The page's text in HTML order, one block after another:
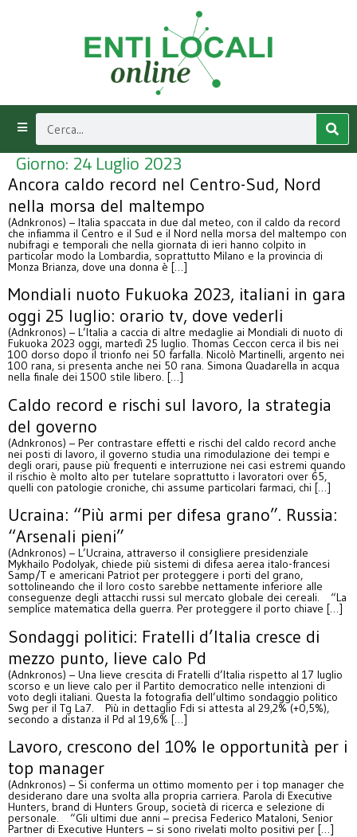
Giorno: 24 Luglio 2023
Ancora caldo record nel Centro-Sud, Nord
nella morsa del maltempo
(Adnkronos) – Italia spaccata in due dal meteo, con il caldo da record
che infiamma il Centro e il Sud e il Nord nella morsa del maltempo con
nubifragi e temporali che nella giornata di ieri hanno colpito in
particolar modo la Lombardia, soprattutto Milano e la provincia di
Monza Brianza, dove una donna è […]
Mondiali nuoto Fukuoka 2023, italiani in gara
oggi 25 luglio: orario tv, dove vederli
(Adnkronos) – L’Italia a caccia di altre medaglie ai Mondiali di nuoto di
Fukuoka 2023 oggi, martedì 25 luglio. Thomas Ceccon cerca il bis nei
100 dorso dopo il trionfo nei 50 farfalla. Nicolò Martinelli, argento nei
100 rana, si presenta anche nei 50 rana. Simona Quadarella in acqua
nella finale dei 1500 stile libero. […]
Caldo record e rischi sul lavoro, la strategia
del governo
(Adnkronos) – Per contrastare effetti e rischi del caldo record anche
nei posti di lavoro, il governo studia una rimodulazione dei tempi e
degli orari, pause più frequenti e interruzione nei casi estremi quando
il rischio è molto alto per tutelare soprattutto i lavoratori over 65,
quelli con patologie croniche, chi assume particolari farmaci, chi […]
Ucraina: “Più armi per difesa grano”. Russia:
“Arsenali pieni”
(Adnkronos) – L’Ucraina, attraverso il consigliere presidenziale
Mykhailo Podolyak, chiede più sistemi di difesa aerea italo-francesi
Samp/T e americani Patriot per proteggere i porti del grano,
sottolineando che il loro costo sarebbe nettamente inferiore alle
conseguenze degli attacchi russi sul mercato globale dei cereali. “La
semplice matematica della guerra. Per proteggere il porto chiave […]
Sondaggi politici: Fratelli d’Italia cresce di
mezzo punto, lieve calo Pd
(Adnkronos) – Una lieve crescita di Fratelli d’Italia rispetto al 17 luglio
scorso e un lieve calo per il Partito democratico nelle intenzioni di
voto degli italiani. Questa la fotografia dell’ultimo sondaggio politico
Swg per il Tg La7. Più in dettaglio Fdi si attesta al 29,2% (+0,5%),
secondo a distanza il Pd al 19,6% […]
Lavoro, crescono del 10% le opportunità per i
top manager
(Adnkronos) – Si conferma un ottimo momento per i top manager che
desiderano dare una svolta alla propria carriera. Parola di Executive
Hunters, brand di Hunters Group, società di ricerca e selezione di
personale. “Gli ultimi due anni – precisa Federico Mataloni, Senior
Partner di Executive Hunters – si sono rivelati molto positivi per […]